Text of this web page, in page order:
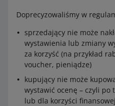
Doprecyzowaliśmy w
sprzedający nie może
wystawienia lub zmiany
za korzyść (na przykład
voucher, pieniądze)
kupujący nie może
wystawić ocenę – czyli po
lub dla korzyści